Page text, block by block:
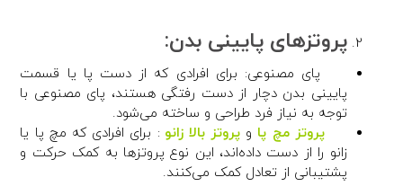
پروتزهای پایینی بدن:
پای مصنوعی: برای افرادی که از دست پا یا قسمت
پایینی بدن دچار از دست رفتگی هستند، پای مصنوعی با
توجه به نیاز فرد طراحی و ساخته می‌شود.
پروتز مچ پا و پروتز بالا زانو : برای افرادی که مچ پا یا
زانو را از دست داده‌اند، این نوع پروتزها به کمک حرکت و
پشتیبانی از تعادل کمک می‌کنند.